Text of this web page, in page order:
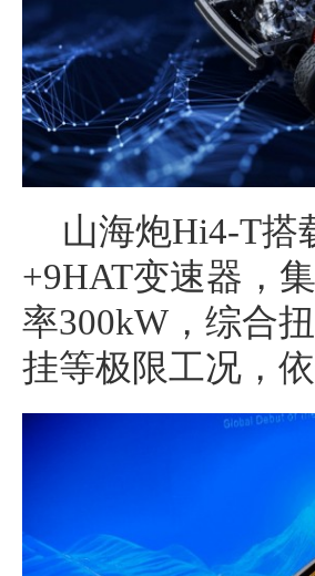
山海炮Hi4-T搭
+9HAT变速器，
率300kW，综合
挂等极限工况，